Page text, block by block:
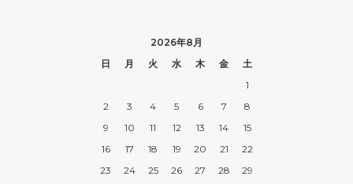
2026年8月
日
月 火 水 木 金
土
1
2
3 4 5 6 7
8
9
10 11 12 13 14
15
16
17 18 19 20 21
22
23
24 25 26 27 28
29